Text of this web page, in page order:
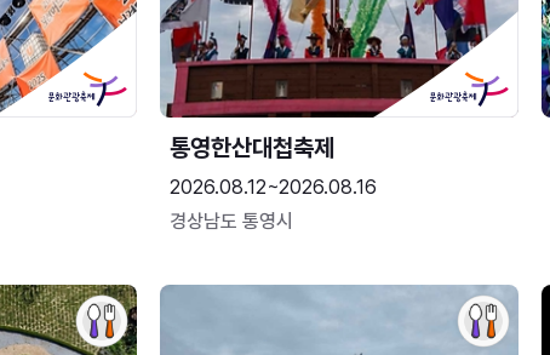
통영한산대첩축제
2026.08.12~2026.08.16
경상남도 통영시